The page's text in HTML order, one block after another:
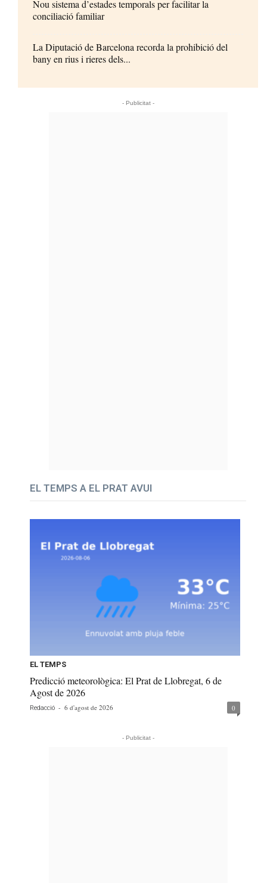
Nou sistema d’estades temporals per facilitar la
conciliació familiar
La Diputació de Barcelona recorda la prohibició del
bany en rius i rieres dels...
- Publicitat -
EL TEMPS A EL PRAT AVUI
EL TEMPS
Predicció meteorològica: El Prat de Llobregat, 6 de
Agost de 2026
Redacció - 6 d'agost de 2026 0
- Publicitat -